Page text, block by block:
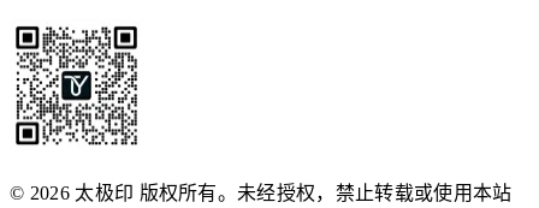
© 2026 太极印 版权所有。未经授权，禁止转载或使用本站